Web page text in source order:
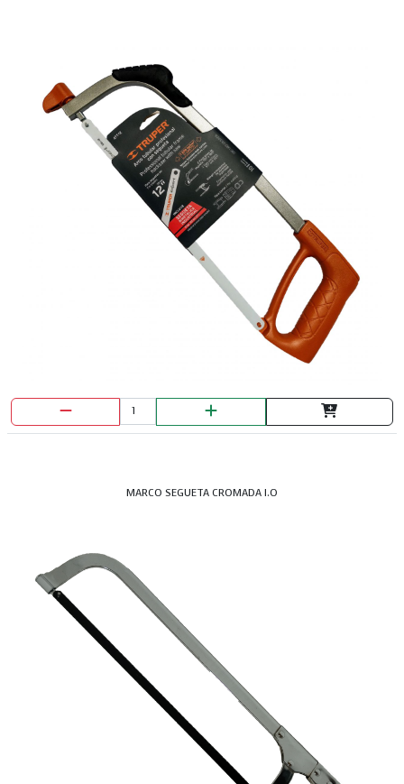
MARCO SEGUETA CROMADA I.O